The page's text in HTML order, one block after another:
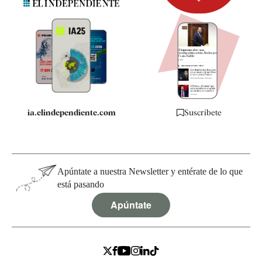
Quiénes somos
Especificaciones
ia.elindependiente.com Suscríbete
Apúntate a nuestra Newsletter y entérate de lo que
está pasando
Apúntate